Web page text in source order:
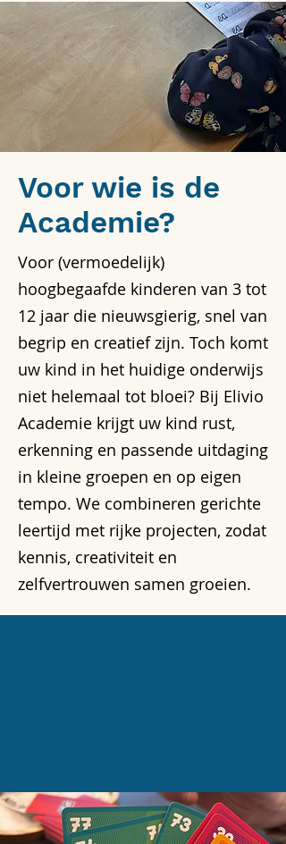
Voor wie is de
Academie?
Voor (vermoedelijk)
hoogbegaafde kinderen van 3 tot
12 jaar die nieuwsgierig, snel van
begrip en creatief zijn. Toch komt
uw kind in het huidige onderwijs
niet helemaal tot bloei? Bij Elivio
Academie krijgt uw kind rust,
erkenning en passende uitdaging
in kleine groepen en op eigen
tempo. We combineren gerichte
leertijd met rijke projecten, zodat
kennis, creativiteit en
zelfvertrouwen samen groeien.